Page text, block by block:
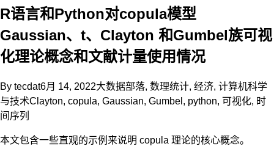
R语言和Python对copula模型
Gaussian、t、Clayton 和Gumbel族可视
化理论概念和文献计量使用情况
By tecdat6月 14, 2022大数据部落, 数理统计, 经济, 计算机科学
与技术Clayton, copula, Gaussian, Gumbel , python, 可视化, 时
间序列
本文包含一些直观的示例来说明 copula 理论的核心概念。